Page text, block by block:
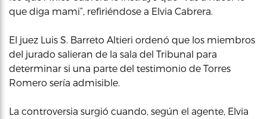
que diga mami”, refiriéndose a Elvia Cabrera.
El juez Luis S. Barreto Altieri ordenó que los miembros
del jurado salieran de la sala del Tribunal para
determinar si una parte del testimonio de Torres
Romero sería admisible.
La controversia surgió cuando, según el agente, Elvia